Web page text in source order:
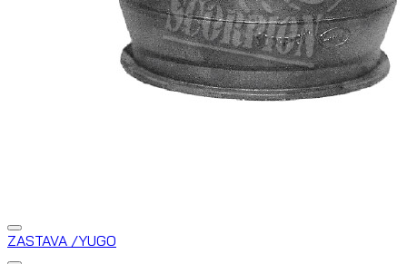
ZASTAVA /YUGO